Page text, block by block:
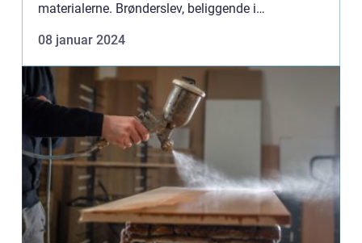
materialerne. Brønderslev, beliggende i
der tilbyder kvalificeret i...
08 januar 2024